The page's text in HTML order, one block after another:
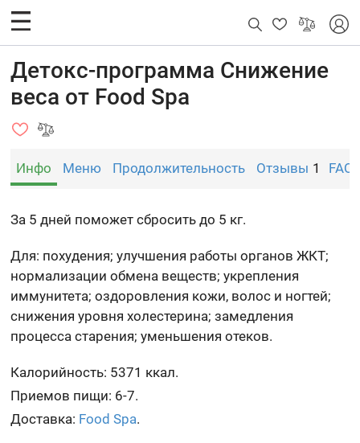
Детокс-программа Снижение
веса от Food Spa
Инфо Меню Продолжительность Отзывы 1 FAQ
За 5 дней поможет сбросить до 5 кг.
Для: похудения; улучшения работы органов ЖКТ;
нормализации обмена веществ; укрепления
иммунитета; оздоровления кожи, волос и ногтей;
снижения уровня холестерина; замедления
процесса старения; уменьшения отеков.
Калорийность: 5371 ккал.
Приемов пищи: 6-7.
Доставка: Food Spa.